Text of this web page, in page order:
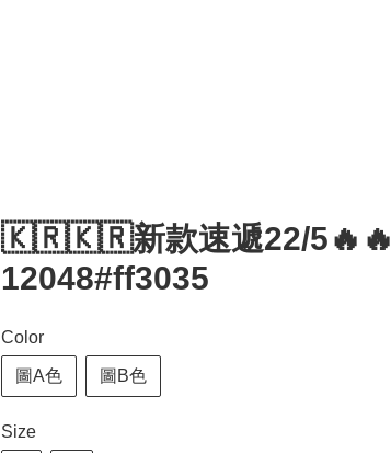
🇰🇷🇰🇷新款速遞22/5🔥🔥
12048#ff3035
Color
圖A色 圖B色
Size